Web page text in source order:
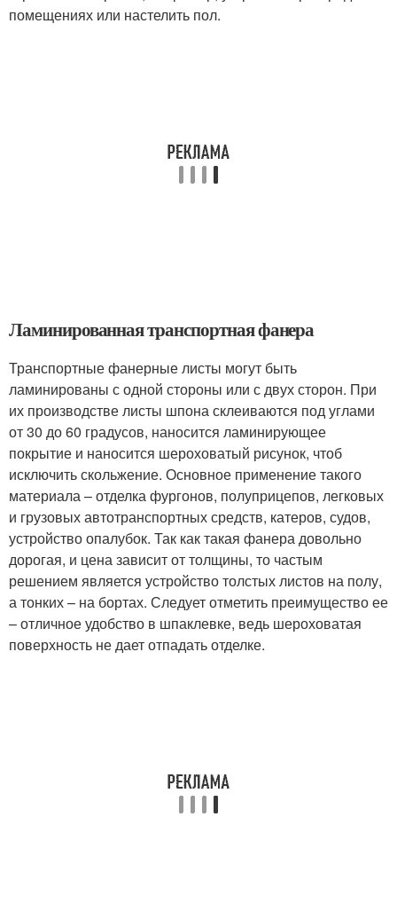
помещениях или настелить пол.
Ламинированная транспортная фанера
Транспортные фанерные листы могут быть
ламинированы с одной стороны или с двух сторон. При
их производстве листы шпона склеиваются под углами
от 30 до 60 градусов, наносится ламинирующее
покрытие и наносится шероховатый рисунок, чтоб
исключить скольжение. Основное применение такого
материала – отделка фургонов, полуприцепов, легковых
и грузовых автотранспортных средств, катеров, судов,
устройство опалубок. Так как такая фанера довольно
дорогая, и цена зависит от толщины, то частым
решением является устройство толстых листов на полу,
а тонких – на бортах. Следует отметить преимущество ее
– отличное удобство в шпаклевке, ведь шероховатая
поверхность не дает отпадать отделке.